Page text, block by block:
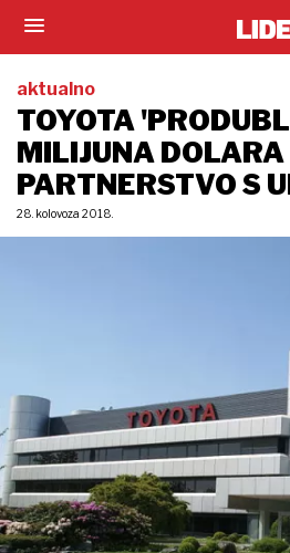
aktualno
TOYOTA
MILIJUNA DOLARA
PARTNERSTVO S
28. kolovoza 2018.